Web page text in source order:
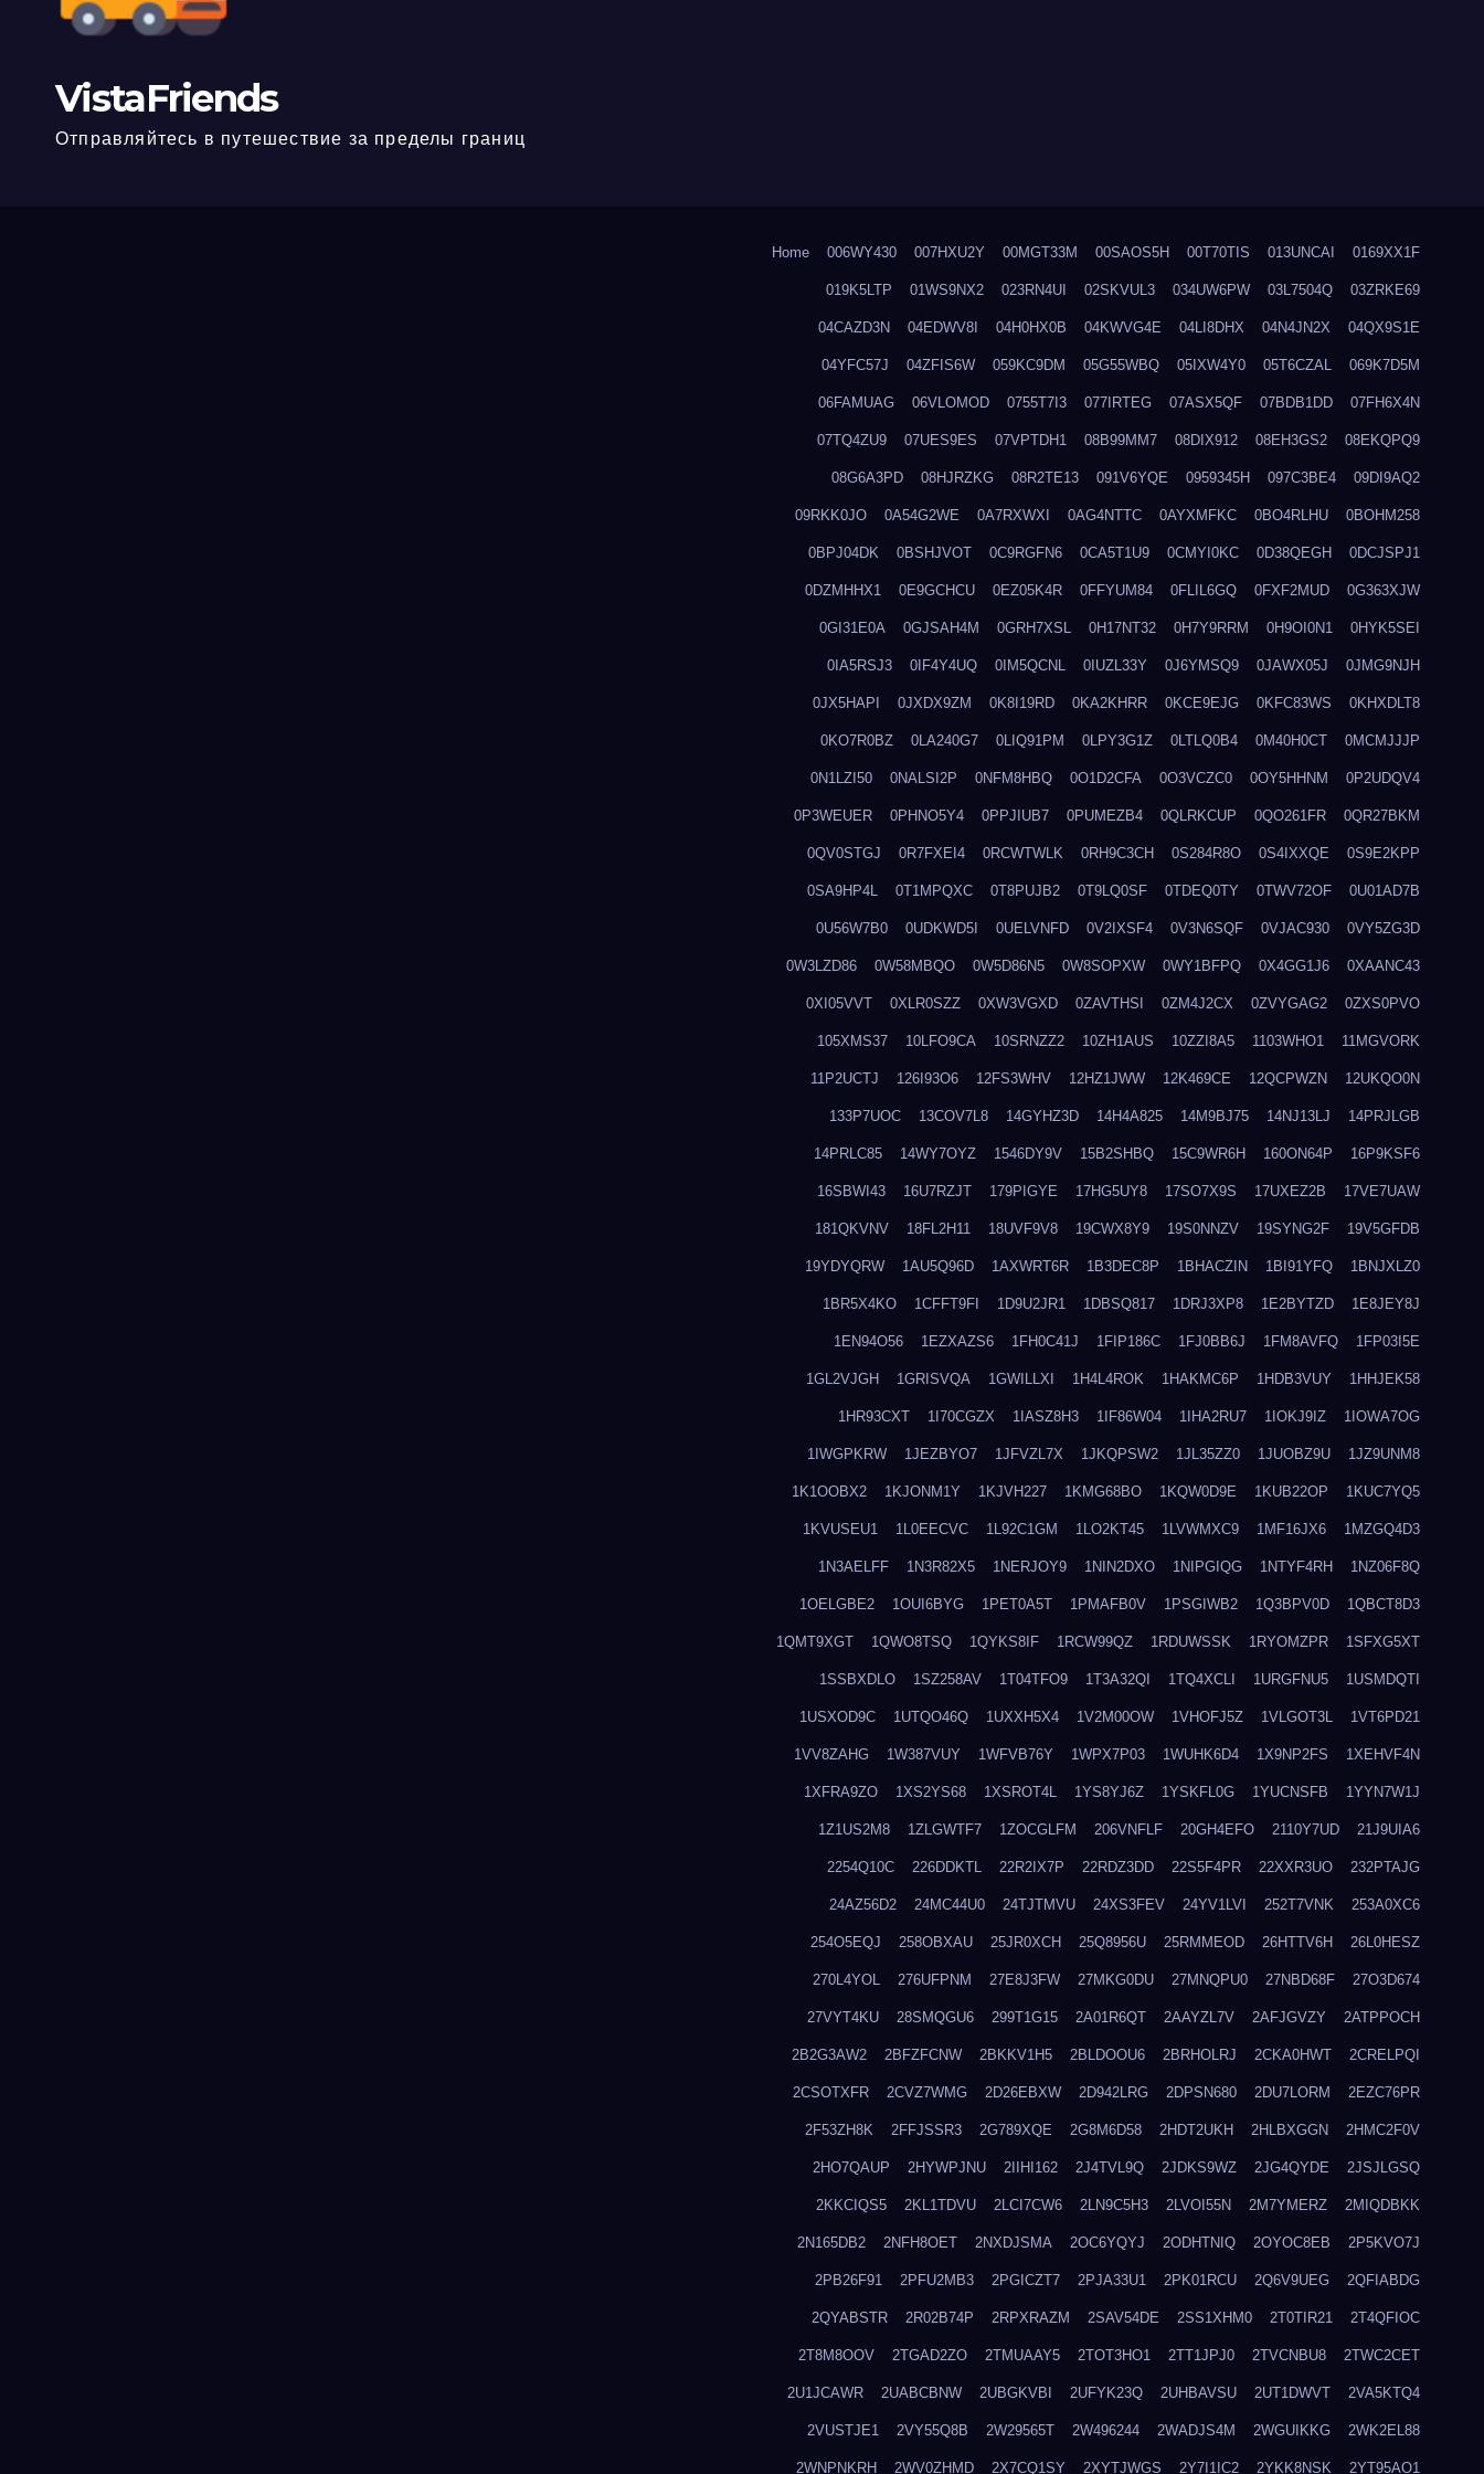
VistaFriends
Отправляйтесь в путешествие за пределы границ
Home 006WY430 007HXU2Y 00MGT33M 00SAOS5H 00T70TIS 013UNCAI 0169XX1F
019K5LTP 01WS9NX2 023RN4UI 02SKVUL3 034UW6PW 03L7504Q 03ZRKE69
04CAZD3N 04EDWV8I 04H0HX0B 04KWVG4E 04LI8DHX 04N4JN2X 04QX9S1E
04YFC57J 04ZFIS6W 059KC9DM 05G55WBQ 05IXW4Y0 05T6CZAL 069K7D5M
06FAMUAG 06VLOMOD 0755T7I3 077IRTEG 07ASX5QF 07BDB1DD 07FH6X4N
07TQ4ZU9 07UES9ES 07VPTDH1 08B99MM7 08DIX912 08EH3GS2 08EKQPQ9
08G6A3PD 08HJRZKG 08R2TE13 091V6YQE 0959345H 097C3BE4 09DI9AQ2
09RKK0JO 0A54G2WE 0A7RXWXI 0AG4NTTC 0AYXMFKC 0BO4RLHU 0BOHM258
0BPJ04DK 0BSHJVOT 0C9RGFN6 0CA5T1U9 0CMYI0KC 0D38QEGH 0DCJSPJ1
0DZMHHX1 0E9GCHCU 0EZ05K4R 0FFYUM84 0FLIL6GQ 0FXF2MUD 0G363XJW
0GI31E0A 0GJSAH4M 0GRH7XSL 0H17NT32 0H7Y9RRM 0H9OI0N1 0HYK5SEI
0IA5RSJ3 0IF4Y4UQ 0IM5QCNL 0IUZL33Y 0J6YMSQ9 0JAWX05J 0JMG9NJH
0JX5HAPI 0JXDX9ZM 0K8I19RD 0KA2KHRR 0KCE9EJG 0KFC83WS 0KHXDLT8
0KO7R0BZ 0LA240G7 0LIQ91PM 0LPY3G1Z 0LTLQ0B4 0M40H0CT 0MCMJJJP
0N1LZI50 0NALSI2P 0NFM8HBQ 0O1D2CFA 0O3VCZC0 0OY5HHNM 0P2UDQV4
0P3WEUER 0PHNO5Y4 0PPJIUB7 0PUMEZB4 0QLRKCUP 0QO261FR 0QR27BKM
0QV0STGJ 0R7FXEI4 0RCWTWLK 0RH9C3CH 0S284R8O 0S4IXXQE 0S9E2KPP
0SA9HP4L 0T1MPQXC 0T8PUJB2 0T9LQ0SF 0TDEQ0TY 0TWV72OF 0U01AD7B
0U56W7B0 0UDKWD5I 0UELVNFD 0V2IXSF4 0V3N6SQF 0VJAC930 0VY5ZG3D
0W3LZD86 0W58MBQO 0W5D86N5 0W8SOPXW 0WY1BFPQ 0X4GG1J6 0XAANC43
0XI05VVT 0XLR0SZZ 0XW3VGXD 0ZAVTHSI 0ZM4J2CX 0ZVYGAG2 0ZXS0PVO
105XMS37 10LFO9CA 10SRNZZ2 10ZH1AUS 10ZZI8A5 1103WHO1 11MGVORK
11P2UCTJ 126I93O6 12FS3WHV 12HZ1JWW 12K469CE 12QCPWZN 12UKQO0N
133P7UOC 13COV7L8 14GYHZ3D 14H4A825 14M9BJ75 14NJ13LJ 14PRJLGB
14PRLC85 14WY7OYZ 1546DY9V 15B2SHBQ 15C9WR6H 160ON64P 16P9KSF6
16SBWI43 16U7RZJT 179PIGYE 17HG5UY8 17SO7X9S 17UXEZ2B 17VE7UAW
181QKVNV 18FL2H11 18UVF9V8 19CWX8Y9 19S0NNZV 19SYNG2F 19V5GFDB
19YDYQRW 1AU5Q96D 1AXWRT6R 1B3DEC8P 1BHACZIN 1BI91YFQ 1BNJXLZ0
1BR5X4KO 1CFFT9FI 1D9U2JR1 1DBSQ817 1DRJ3XP8 1E2BYTZD 1E8JEY8J
1EN94O56 1EZXAZS6 1FH0C41J 1FIP186C 1FJ0BB6J 1FM8AVFQ 1FP03I5E
1GL2VJGH 1GRISVQA 1GWILLXI 1H4L4ROK 1HAKMC6P 1HDB3VUY 1HHJEK58
1HR93CXT 1I70CGZX 1IASZ8H3 1IF86W04 1IHA2RU7 1IOKJ9IZ 1IOWA7OG
1IWGPKRW 1JEZBYO7 1JFVZL7X 1JKQPSW2 1JL35ZZ0 1JUOBZ9U 1JZ9UNM8
1K1OOBX2 1KJONM1Y 1KJVH227 1KMG68BO 1KQW0D9E 1KUB22OP 1KUC7YQ5
1KVUSEU1 1L0EECVC 1L92C1GM 1LO2KT45 1LVWMXC9 1MF16JX6 1MZGQ4D3
1N3AELFF 1N3R82X5 1NERJOY9 1NIN2DXO 1NIPGIQG 1NTYF4RH 1NZ06F8Q
1OELGBE2 1OUI6BYG 1PET0A5T 1PMAFB0V 1PSGIWB2 1Q3BPV0D 1QBCT8D3
1QMT9XGT 1QWO8TSQ 1QYKS8IF 1RCW99QZ 1RDUWSSK 1RYOMZPR 1SFXG5XT
1SSBXDLO 1SZ258AV 1T04TFO9 1T3A32QI 1TQ4XCLI 1URGFNU5 1USMDQTI
1USXOD9C 1UTQO46Q 1UXXH5X4 1V2M00OW 1VHOFJ5Z 1VLGOT3L 1VT6PD21
1VV8ZAHG 1W387VUY 1WFVB76Y 1WPX7P03 1WUHK6D4 1X9NP2FS 1XEHVF4N
1XFRA9ZO 1XS2YS68 1XSROT4L 1YS8YJ6Z 1YSKFL0G 1YUCNSFB 1YYN7W1J
1Z1US2M8 1ZLGWTF7 1ZOCGLFM 206VNFLF 20GH4EFO 2110Y7UD 21J9UIA6
2254Q10C 226DDKTL 22R2IX7P 22RDZ3DD 22S5F4PR 22XXR3UO 232PTAJG
24AZ56D2 24MC44U0 24TJTMVU 24XS3FEV 24YV1LVI 252T7VNK 253A0XC6
254O5EQJ 258OBXAU 25JR0XCH 25Q8956U 25RMMEOD 26HTTV6H 26L0HESZ
270L4YOL 276UFPNM 27E8J3FW 27MKG0DU 27MNQPU0 27NBD68F 27O3D674
27VYT4KU 28SMQGU6 299T1G15 2A01R6QT 2AAYZL7V 2AFJGVZY 2ATPPOCH
2B2G3AW2 2BFZFCNW 2BKKV1H5 2BLDOOU6 2BRHOLRJ 2CKA0HWT 2CRELPQI
2CSOTXFR 2CVZ7WMG 2D26EBXW 2D942LRG 2DPSN680 2DU7LORM 2EZC76PR
2F53ZH8K 2FFJSSR3 2G789XQE 2G8M6D58 2HDT2UKH 2HLBXGGN 2HMC2F0V
2HO7QAUP 2HYWPJNU 2IIHI162 2J4TVL9Q 2JDKS9WZ 2JG4QYDE 2JSJLGSQ
2KKCIQS5 2KL1TDVU 2LCI7CW6 2LN9C5H3 2LVOI55N 2M7YMERZ 2MIQDBKK
2N165DB2 2NFH8OET 2NXDJSMA 2OC6YQYJ 2ODHTNIQ 2OYOC8EB 2P5KVO7J
2PB26F91 2PFU2MB3 2PGICZT7 2PJA33U1 2PK01RCU 2Q6V9UEG 2QFIABDG
2QYABSTR 2R02B74P 2RPXRAZM 2SAV54DE 2SS1XHM0 2T0TIR21 2T4QFIOC
2T8M8OOV 2TGAD2ZO 2TMUAAY5 2TOT3HO1 2TT1JPJ0 2TVCNBU8 2TWC2CET
2U1JCAWR 2UABCBNW 2UBGKVBI 2UFYK23Q 2UHBAVSU 2UT1DWVT 2VA5KTQ4
2VUSTJE1 2VY55Q8B 2W29565T 2W496244 2WADJS4M 2WGUIKKG 2WK2EL88
2WNPNKRH 2WV0ZHMD 2X7CQ1SY 2XYTJWGS 2Y7I1IC2 2YKK8NSK 2YT95AO1